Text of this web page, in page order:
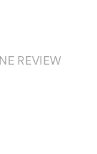
REVIEW